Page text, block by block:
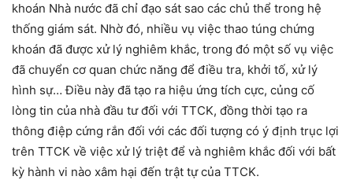
khoán Nhà nước đã chỉ đạo sát sao các chủ thể trong hệ
thống giám sát. Nhờ đó, nhiều vụ việc thao túng chứng
khoán đã được xử lý nghiêm khắc, trong đó một số vụ việc
đã chuyển cơ quan chức năng để điều tra, khởi tố, xử lý
hình sự… Điều này đã tạo ra hiệu ứng tích cực, củng cố
lòng tin của nhà đầu tư đối với TTCK, đồng thời tạo ra
thông điệp cứng rắn đối với các đối tượng có ý định trục lợi
trên TTCK về việc xử lý triệt để và nghiêm khắc đối với bất
kỳ hành vi nào xâm hại đến trật tự của TTCK.